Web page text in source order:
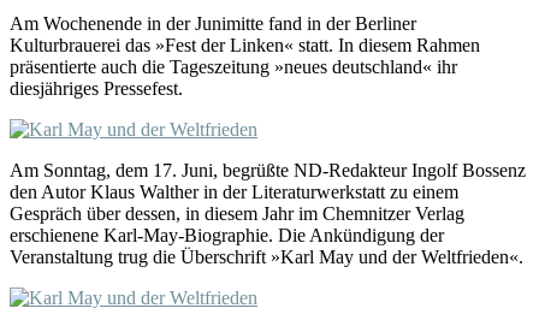
Am Wochenende in der Junimitte fand in der Berliner
Kulturbrauerei das »Fest der Linken« statt. In diesem Rahmen
präsentierte auch die Tageszeitung »neues deutschland« ihr
diesjähriges Pressefest.
Am Sonntag, dem 17. Juni, begrüßte ND-Redakteur Ingolf Bossenz
den Autor Klaus Walther in der Literaturwerkstatt zu einem
Gespräch über dessen, in diesem Jahr im Chemnitzer Verlag
erschienene Karl-May-Biographie. Die Ankündigung der
Veranstaltung trug die Überschrift »Karl May und der Weltfrieden«.